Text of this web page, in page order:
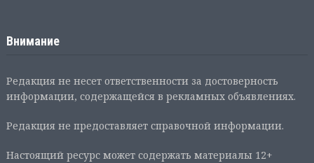
Внимание
Редакция не несет ответственности за достоверность
информации, содержащейся в рекламных объявлениях.
Редакция не предоставляет справочной информации.
Настоящий ресурс может содержать материалы 12+